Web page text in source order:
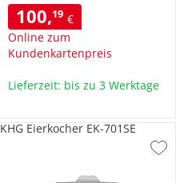
100,19 €
Online zum
Kundenkartenpreis
Lieferzeit: bis zu 3 Werktage
KHG Eierkocher EK-701SE